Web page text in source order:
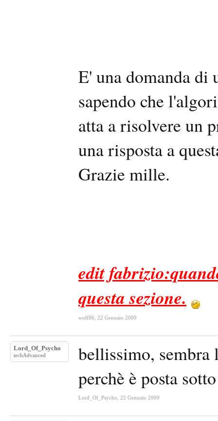
E' una domanda
sapendo che
atta a risolvere un
una risposta a
Grazie mille.
edit
questa sezione.
wolf86 22 Gennaio 2009
Lord_Of_Psycho
techAdvanced
bellissimo, sembra
perchè è posta
Lord_Of_Psycho 22 Gennaio 2009